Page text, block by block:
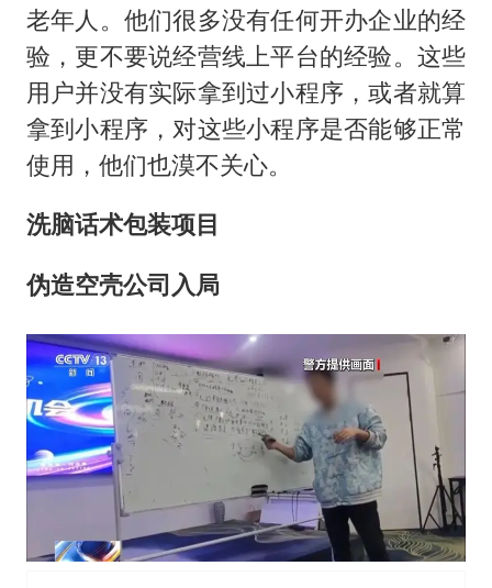
老年人。他们很多没有任何开办企业的经
验，更不要说经营线上平台的经验。这些
用户并没有实际拿到过小程序，或者就算
拿到小程序，对这些小程序是否能够正常
使用，他们也漠不关心。
洗脑话术包装项目
伪造空壳公司入局